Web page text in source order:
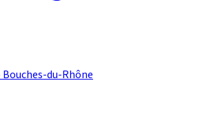
du-Rhône